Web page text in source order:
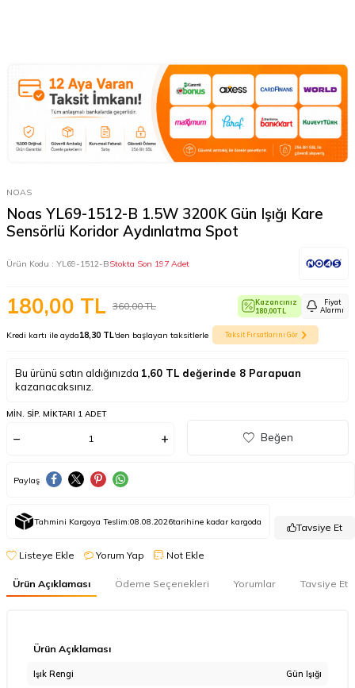
NOAS
Noas YL69-1512-B 1.5W 3200K Gün Işığı Kare
Sensörlü Koridor Aydınlatma Spot
Ürün Kodu : YL69-1512-BStokta Son 197 Adet
360,00TL
180,00 TL
Kazancınız
180,00TL
Fiyat
Alarmı
Kredi kartı ile ayda18,30 TL'den başlayan taksitlerle Taksit Fırsatlarını Gör
Bu ürünü satın aldığınızda 1,60 TL değerinde 8 Parapuan
kazanacaksınız.
MIN. SIP. MIKTARI 1 ADET
Beğen
Paylaş
Tahmini Kargoya Teslim:08.08.2026tarihine kadar kargoda Tavsiye Et
Listeye Ekle Yorum Yap Not Ekle
Ürün Açıklaması Ödeme Seçenekleri Yorumlar Tavsiye Et
Ürün Açıklaması
Işık Rengi Gün Işığı